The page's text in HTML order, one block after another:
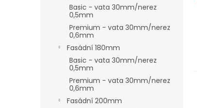
Basic - vata 30mm/nerez
0,5mm
Premium - vata 30mm/nerez
0,6mm
Fasádní 180mm
Basic - vata 30mm/nerez
0,5mm
Premium - vata 30mm/nerez
0,6mm
Fasádní 200mm